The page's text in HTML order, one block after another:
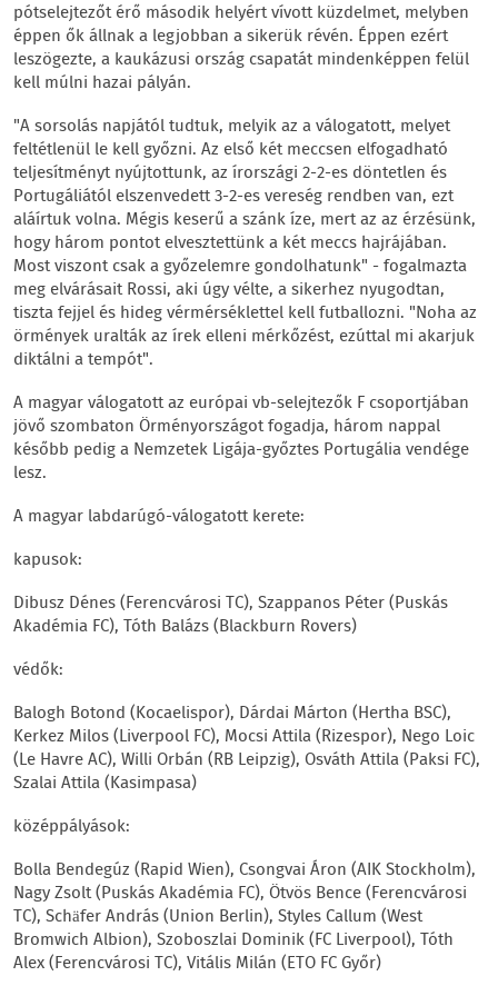
pótselejtezőt érő második helyért vívott küzdelmet, melyben
éppen ők állnak a legjobban a sikerük révén. Éppen ezért
leszögezte, a kaukázusi ország csapatát mindenképpen felül
kell múlni hazai pályán.
"A sorsolás napjától tudtuk, melyik az a válogatott, melyet
feltétlenül le kell győzni. Az első két meccsen elfogadható
teljesítményt nyújtottunk, az írországi 2-2-es döntetlen és
Portugáliától elszenvedett 3-2-es vereség rendben van, ezt
aláírtuk volna. Mégis keserű a szánk íze, mert az az érzésünk,
hogy három pontot elvesztettünk a két meccs hajrájában.
Most viszont csak a győzelemre gondolhatunk" - fogalmazta
meg elvárásait Rossi, aki úgy vélte, a sikerhez nyugodtan,
tiszta fejjel és hideg vérmérséklettel kell futballozni. "Noha az
örmények uralták az írek elleni mérkőzést, ezúttal mi akarjuk
diktálni a tempót".
A magyar válogatott az európai vb-selejtezők F csoportjában
jövő szombaton Örményországot fogadja, három nappal
később pedig a Nemzetek Ligája-győztes Portugália vendége
lesz.
A magyar labdarúgó-válogatott kerete:
kapusok:
Dibusz Dénes (Ferencvárosi TC), Szappanos Péter (Puskás
Akadémia FC), Tóth Balázs (Blackburn Rovers)
védők:
Balogh Botond (Kocaelispor), Dárdai Márton (Hertha BSC),
Kerkez Milos (Liverpool FC), Mocsi Attila (Rizespor), Nego Loic
(Le Havre AC), Willi Orbán (RB Leipzig), Osváth Attila (Paksi FC),
Szalai Attila (Kasimpasa)
középpályások:
Bolla Bendegúz (Rapid Wien), Csongvai Áron (AIK Stockholm),
Nagy Zsolt (Puskás Akadémia FC), Ötvös Bence (Ferencvárosi
TC), Schäfer András (Union Berlin), Styles Callum (West
Bromwich Albion), Szoboszlai Dominik (FC Liverpool), Tóth
Alex (Ferencvárosi TC), Vitális Milán (ETO FC Győr)